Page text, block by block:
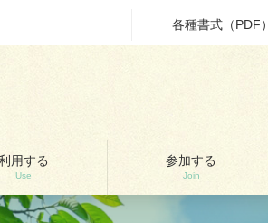
各種書式（PDF）
用する
Use
参加する
Join